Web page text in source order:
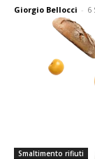
Giorgio Bellocci - 6
Smaltimento rifiuti